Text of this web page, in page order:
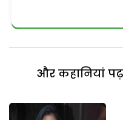
और कहानियां